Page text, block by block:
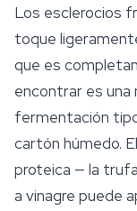
Los esclerocios
toque
que es
encontrar es una
fermentación
cartón húmedo.
proteica — la
a vinagre puede